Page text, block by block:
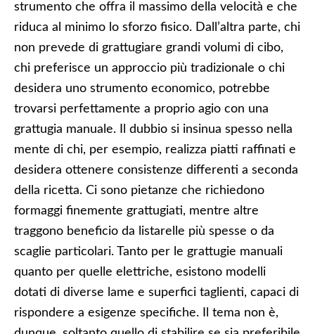
strumento che offra il massimo della velocità e che
riduca al minimo lo sforzo fisico. Dall’altra parte, chi
non prevede di grattugiare grandi volumi di cibo,
chi preferisce un approccio più tradizionale o chi
desidera uno strumento economico, potrebbe
trovarsi perfettamente a proprio agio con una
grattugia manuale. Il dubbio si insinua spesso nella
mente di chi, per esempio, realizza piatti raffinati e
desidera ottenere consistenze differenti a seconda
della ricetta. Ci sono pietanze che richiedono
formaggi finemente grattugiati, mentre altre
traggono beneficio da listarelle più spesse o da
scaglie particolari. Tanto per le grattugie manuali
quanto per quelle elettriche, esistono modelli
dotati di diverse lame e superfici taglienti, capaci di
rispondere a esigenze specifiche. Il tema non è,